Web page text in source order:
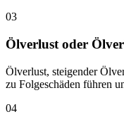
03
Ölverlust oder
Ölverlust, steigender
zu Folgeschäden führen
04